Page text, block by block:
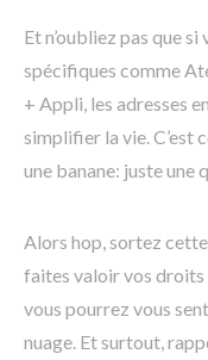
Et n’oubliez pas que
spécifiques comme
+ Appli, les adresses
simplifier la vie. C’est
une banane: juste une
Alors hop, sortez
faites valoir vos droits
vous pourrez vous
nuage. Et surtout,